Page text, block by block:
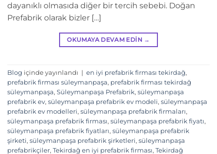
dayanıklı olmasıda diğer bir tercih sebebi. Doğan
Prefabrik olarak bizler […]
OKUMAYA DEVAM EDIN →
Blog içinde yayınlandı | en iyi prefabrik firması tekirdağ,
prefabrik firması süleymanpaşa, prefabrik firması tekirdağ
süleymanpaşa, Süleymanpaşa Prefabrik, süleymanpaşa
prefabrik ev, süleymanpaşa prefabrik ev modeli, süleymanpaşa
prefabrik ev modelleri, süleymanpaşa prefabrik firmaları,
süleymanpaşa prefabrik firması, süleymanpaşa prefabrik fiyatı,
süleymanpaşa prefabrik fiyatları, süleymanpaşa prefabrik
şirketi, süleymanpaşa prefabrik şirketleri, süleymanpaşa
prefabrikçiler, Tekirdağ en iyi prefabrik firması, Tekirdağ